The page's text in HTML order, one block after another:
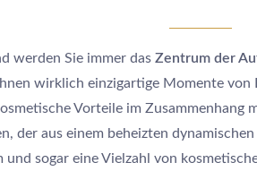
werden Sie immer das Zentrum der
wirklich einzigartige Momente
Vorteile im Zusammenhang
der aus einem beheizten
und sogar eine Vielzahl von